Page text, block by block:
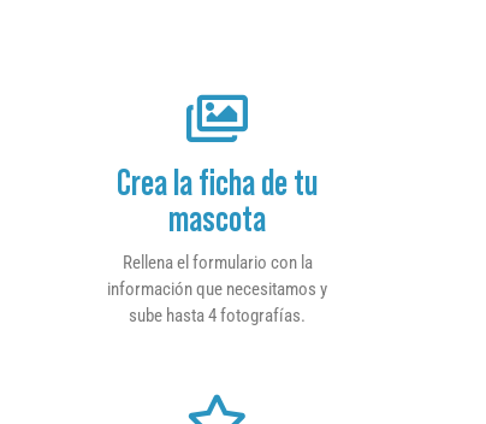
Crea la ficha de tu
mascota
Rellena el formulario con la
información que necesitamos y
sube hasta 4 fotografías.